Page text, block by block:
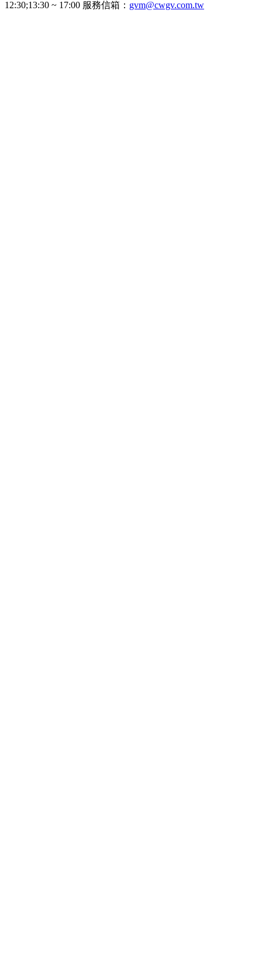
12:30;13:30 ~ 17:00 服務信箱： gvm@cwgv.com.tw